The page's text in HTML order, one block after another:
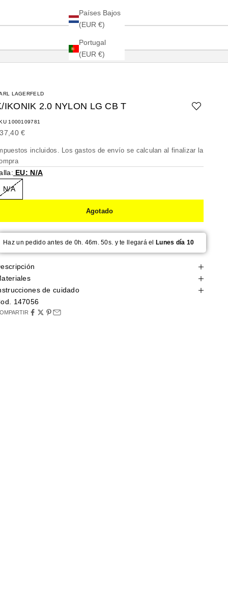
Países Bajos
(EUR €)
Portugal
(EUR €)
LAGERFELD
IKONIK 2.0 NYLON LG CB T
1000109781
de oferta
€
incluidos. Losgastos de envío se calculan al finalizar la
EU: N/A
N/A
Agotado
Haz un pedido antes de 0h. 46m. 49s. y te llegará el Lunes día 10
de cuidado
147056